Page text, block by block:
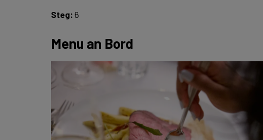
Steg:6
Menu an Bord